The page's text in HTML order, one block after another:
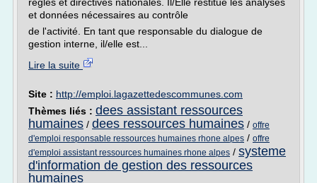
et données nécessaires au contrôle
de l'activité. En tant que responsable du dialogue de
gestion interne, il/elle est...
Lire la suite
Site : http://emploi.lagazettedescommunes.com
Thèmes liés : dees assistant ressources
humaines / dees ressources humaines / offre
d'emploi responsable ressources humaines rhone alpes / offre
d'emploi assistant ressources humaines rhone alpes / systeme
d'information de gestion des ressources
humaines